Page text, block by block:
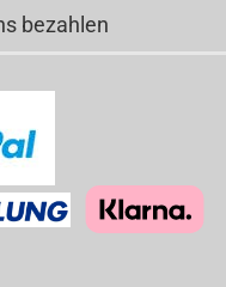
bezahlen